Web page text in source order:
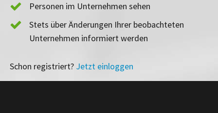
Personen im Unternehmen sehen
Stets über Änderungen Ihrer beobachteten
Unternehmen informiert werden
Schon registriert? Jetzt einloggen